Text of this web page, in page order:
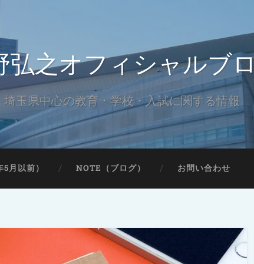
弘之オフィシャルブ
埼玉県中心の教育・学校・入試に関する情報
月以前） NOTE（ブログ） お問い合わせ